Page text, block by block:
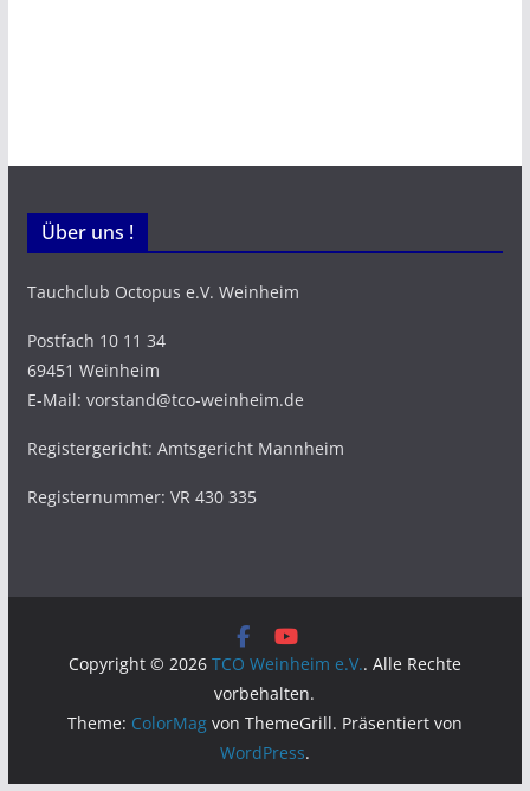
Über uns !
Tauchclub Octopus e.V. Weinheim
Postfach 10 11 34
69451 Weinheim
E-Mail: vorstand@tco-weinheim.de
Registergericht: Amtsgericht Mannheim
Registernummer: VR 430 335
Copyright © 2026 TCO Weinheim e.V.. Alle Rechte
vorbehalten.
Theme: ColorMagvon ThemeGrill. Präsentiert von
WordPress.